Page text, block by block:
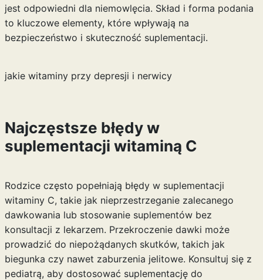
jest odpowiedni dla niemowlęcia. Skład i forma podania
to kluczowe elementy, które wpływają na
bezpieczeństwo i skuteczność suplementacji.
jakie witaminy przy depresji i nerwicy
Najczęstsze błędy w
suplementacji witaminą C
Rodzice często popełniają błędy w suplementacji
witaminy C, takie jak nieprzestrzeganie zalecanego
dawkowania lub stosowanie suplementów bez
konsultacji z lekarzem. Przekroczenie dawki może
prowadzić do niepożądanych skutków, takich jak
biegunka czy nawet zaburzenia jelitowe. Konsultuj się z
pediatrą, aby dostosować suplementację do